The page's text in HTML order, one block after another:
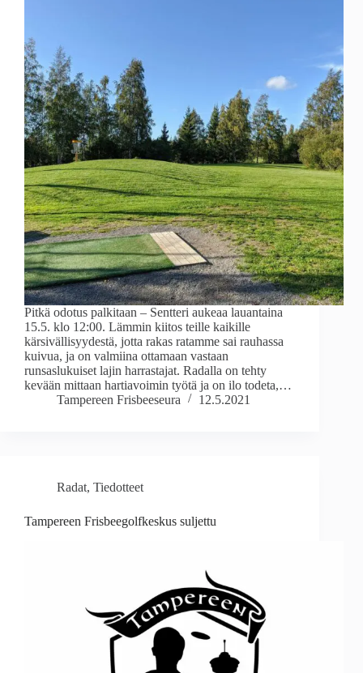
Pitkä odotus palkitaan – Sentteri aukeaa lauantaina
15.5. klo 12:00. Lämmin kiitos teille kaikille
kärsivällisyydestä, jotta rakas ratamme sai rauhassa
kuivua, ja on valmiina ottamaan vastaan
runsaslukuiset lajin harrastajat. Radalla on tehty
kevään mittaan hartiavoimin työtä ja on ilo todeta,…
Tampereen Frisbeeseura
12.5.2021
Radat, Tiedotteet
Tampereen Frisbeegolfkeskus suljettu